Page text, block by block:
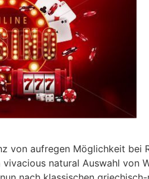
von aufregen Möglichkeit
natural Auswahl von